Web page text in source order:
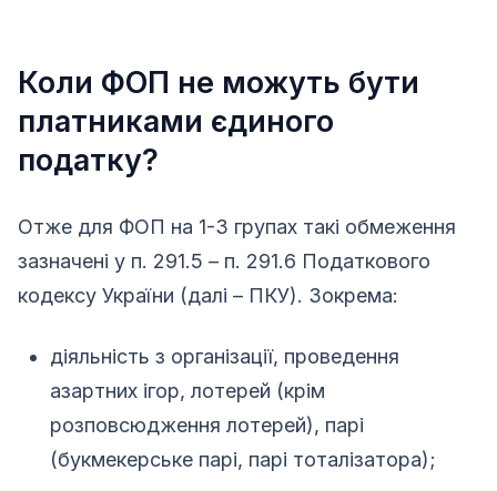
Коли ФОП не можуть бути
платниками єдиного
податку?
Отже для ФОП на 1-3 групах такі обмеження
зазначені у п. 291.5 – п. 291.6 Податкового
кодексу України (далі – ПКУ). Зокрема:
діяльність з організації, проведення
азартних ігор, лотерей (крім
розповсюдження лотерей), парі
(букмекерське парі, парі тоталізатора);